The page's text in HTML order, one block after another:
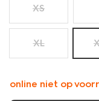
XS
XL
online niet op